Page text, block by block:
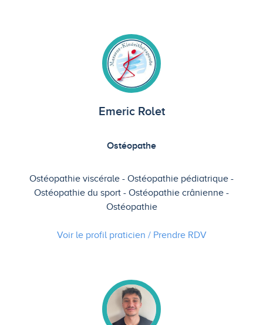
Emeric Rolet
Ostéopathe
Ostéopathie viscérale
Ostéopathie pédiatrique
Ostéopathie du sport
Ostéopathie crânienne
Ostéopathie
Voir le profil praticien / Prendre RDV